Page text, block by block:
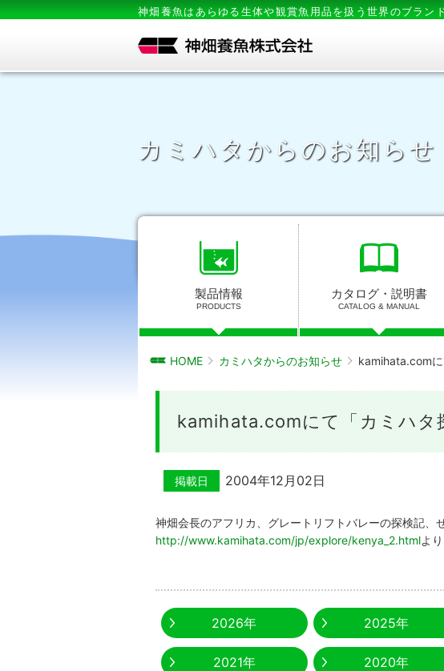
神畑養魚はあらゆる生体や観賞魚用品を扱う世界のブラン
カミハタからのお知らせ
製品情報
PRODUCTS
カタログ・説明書
CATALOG & MANUAL
HOME カミハタからのお知らせ kamihata.com
kamihata.comにて「カミハタ
掲載日 2004年12月02日
神畑会長のアフリカ、グレートリフトバレーの探検記、
http://www.kamihata.com/jp/explore/kenya_2.htmlよ
2026年 2025年
2021年 2020年